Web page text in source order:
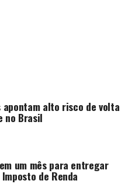
apontam alto risco de volta
no Brasil
um mês para entregar
de Renda